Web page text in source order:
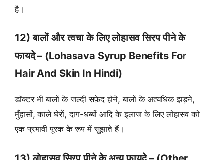
है।
12) बालों और त्वचा के लिए लोहासव सिरप पीने के
फायदे – (Lohasava Syrup Benefits For
Hair And Skin In Hindi)
डॉक्टर भी बालों के जल्दी सफ़ेद होने, बालों के अत्यधिक झड़ने,
मुँहासों, काले घेरों, दाग-धब्बों आदि के इलाज के लिए लोहासव को
एक प्रभावी पूरक के रूप में सुझाते हैं।